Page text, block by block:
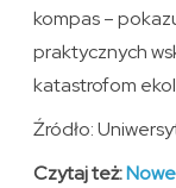
kompas –
praktycznych
katastrofom
Źródło:
Czytaj też: